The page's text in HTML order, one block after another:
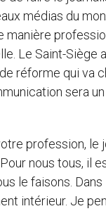
médias du
manière
Le Saint-Siège
réforme qui va
sera
profession, le
nous tous, il
le faisons. Dans
intérieur. Je